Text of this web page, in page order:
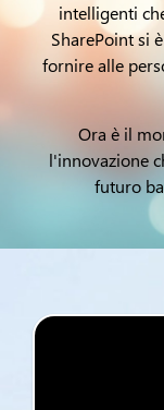
intelligenti
SharePoint si
fornire alle
Ora è il
l'innovazione
futuro